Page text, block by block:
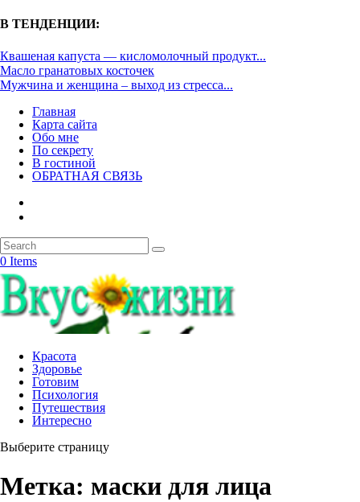
В ТЕНДЕНЦИИ:
Квашеная капуста — кисломолочный продукт...
Масло гранатовых косточек
Мужчина и женщина – выход из стресса...
Главная
Карта сайта
Обо мне
По секрету
В гостиной
ОБРАТНАЯ СВЯЗЬ
0 Items
Красота
Здоровье
Готовим
Психология
Путешествия
Интересно
Выберите страницу
Метка: маски для лица